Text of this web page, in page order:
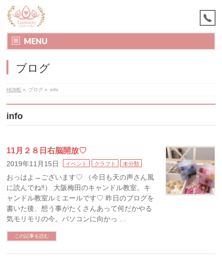
MENU
ブログ
HOME » ブログ » info
info
11月２８日右脳開放♡
2019年11月15日 イベント クラフト 未分類
おっはよ→ございます♡ （今日も天の声さん風
に読んでね‼） 大阪梅田のキャンドル教室。キ
ャンドル教室ルミエールです♡ 昨日のブログを
書いた後、想う事がたくさんあって何だかやる
気モリモリの今。パソコンに向かっ …
この記事を読む